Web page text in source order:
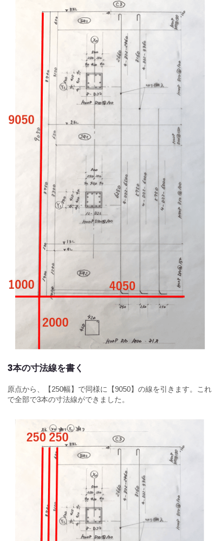
3本の寸法線を書く
原点から、【250幅】で同様に【9050】の線を引きます。これ
で全部で3本の寸法線ができました。